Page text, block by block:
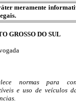
meramente
GROSSO DO SUL
normas para
e uso de veículos